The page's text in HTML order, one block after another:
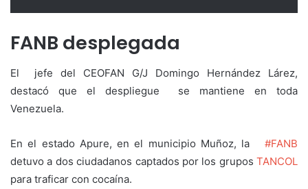
FANB desplegada
El jefe del CEOFAN G/J Domingo Hernández Lárez,
destacó que el despliegue se mantiene en toda
Venezuela.
En el estado Apure, en el municipio Muñoz, la #FANB
detuvo a dos ciudadanos captados por los grupos TANCOL
para traficar con cocaína.